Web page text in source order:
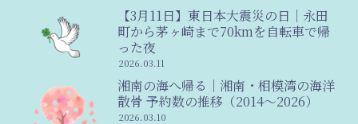
【3月11日】東日本大震災の日｜永田
町から茅ヶ崎まで70kmを自転車で帰
った夜
2026.03.11
湘南の海へ帰る｜湘南・相模湾の海洋
散骨 予約数の推移（2014〜2026）
2026.03.10